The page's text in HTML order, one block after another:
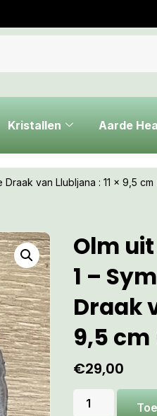
Kristallen Aarde
van Llubljana : 11 x 9,5
Olm
1 –
Draak
9,5
€29,00